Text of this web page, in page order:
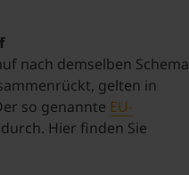
nach demselben Schema
gelten in
so genannte EU-
Hier finden Sie